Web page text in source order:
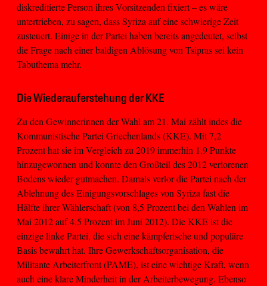
diskreditierte Person ihres Vorsitzenden fixiert – es wäre
untertrieben, zu sagen, dass Syriza auf eine schwierige Zeit
zusteuert. Einige in der Partei haben bereits angedeutet, selbst
die Frage nach einer baldigen Ablösung von Tsipras sei kein
Tabuthema mehr.
Die Wiederauferstehung der KKE
Zu den Gewinnerinnen der Wahl am 21. Mai zählt indes die
Kommunistische Partei Griechenlands (KKE). Mit 7,2
Prozent hat sie im Vergleich zu 2019 immerhin 1,9 Punkte
hinzugewonnen und konnte den Großteil des 2012 verlorenen
Bodens wieder gutmachen. Damals verlor die Partei nach der
Ablehnung des Einigungsvorschlages von Syriza fast die
Hälfte ihrer Wählerschaft (von 8,5 Prozent bei den Wahlen im
Mai 2012 auf 4,5 Prozent im Juni 2012). Die KKE ist die
einzige linke Partei, die sich eine kämpferische und populäre
Basis bewahrt hat. Ihre Gewerkschaftsorganisation, die
Militante Arbeiterfront (PAME), ist eine wichtige Kraft, wenn
auch eine klare Minderheit in der Arbeiterbewegung. Ebenso